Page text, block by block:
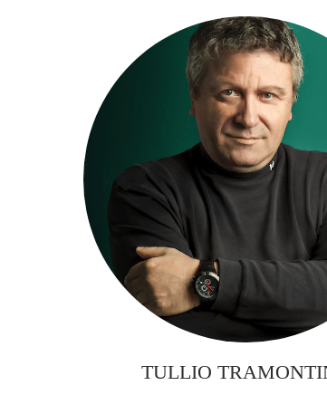
TULLIO